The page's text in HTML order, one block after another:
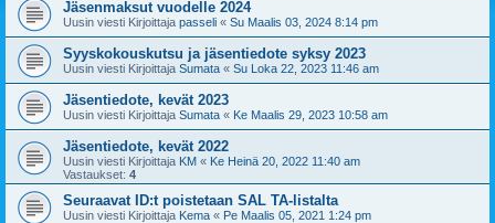
Jäsenmaksut vuodelle 2024
Uusin viesti Kirjoittaja passeli « Su Maalis 03, 2024 8:14 pm
Syyskokouskutsu ja jäsentiedote syksy 2023
Uusin viesti Kirjoittaja Sumata « Su Loka 22, 2023 11:46 am
Jäsentiedote, kevät 2023
Uusin viesti Kirjoittaja Sumata « Ke Maalis 29, 2023 10:58 am
Jäsentiedote, kevät 2022
Uusin viesti Kirjoittaja KM « Ke Heinä 20, 2022 11:40 am
Vastaukset: 4
Seuraavat ID:t poistetaan SAL TA-listalta
Uusin viesti Kirjoittaja Kema « Pe Maalis 05, 2021 1:24 pm